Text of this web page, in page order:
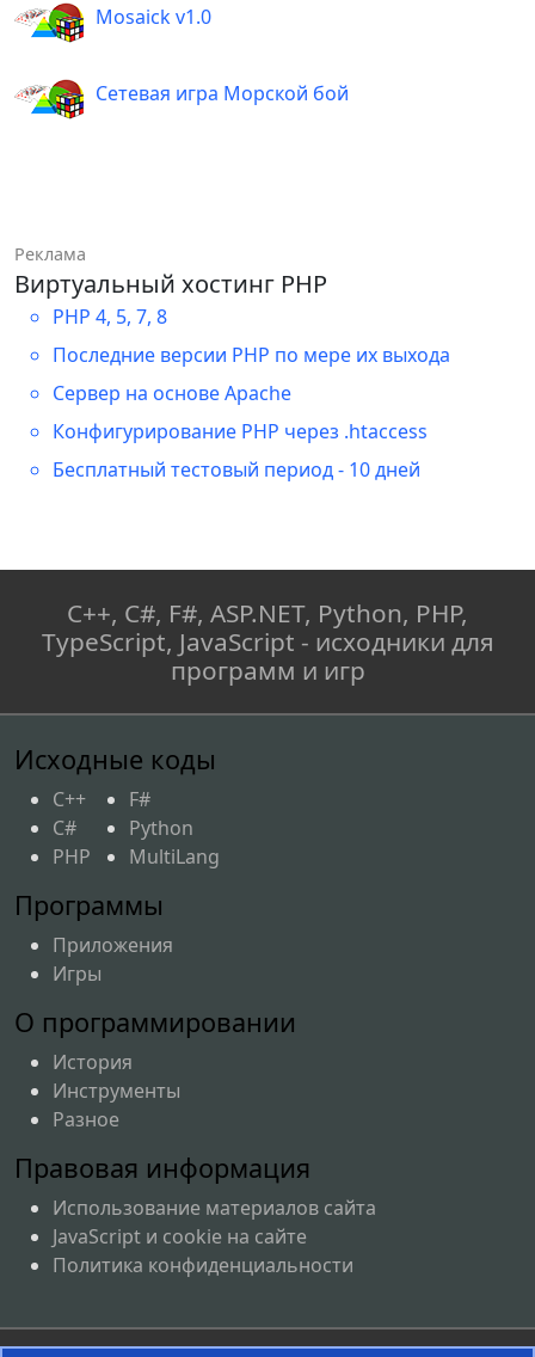
Mosaick v1.0
Сетевая игра Морской бой
Реклама
Виртуальный хостинг PHP
PHP 4, 5, 7, 8
Последние версии PHP по мере их выхода
Сервер на основе Apache
Конфигурирование PHP через .htaccess
Бесплатный тестовый период - 10 дней
C++, C#, F#, ASP.NET, Python, PHP,
TypeScript, JavaScript - исходники для
программ и игр
Исходные коды
C++
C#
PHP
F#
Python
MultiLang
Программы
Приложения
Игры
О программировании
История
Инструменты
Разное
Правовая информация
Использование материалов сайта
JavaScript и cookie на сайте
Политика конфиденциальности